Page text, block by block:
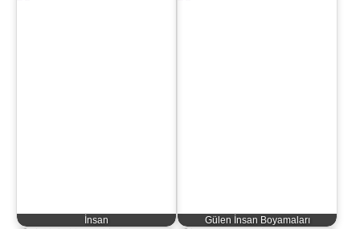
İnsan Gülen İnsan Boyamaları